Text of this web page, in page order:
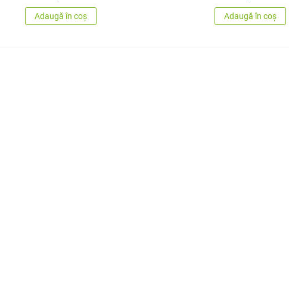
Adaugă în coș Adaugă în coș